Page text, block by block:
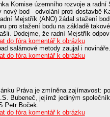
Komise územního rozvoje a radní
nový bod - odvolání proti dostavbě
Mejstřík (ANO) žádal stažení
pro stažení bodu na základě
Dodejme, že radní Mejstřík
do fóra komentář k obrázku
salámové metody zaujal i
do fóra komentář k obrázku
Práva je zmíněna zajímavost:
Bubeneč, jejímž jediným
Petr Boček.
do fóra komentář k obrázku